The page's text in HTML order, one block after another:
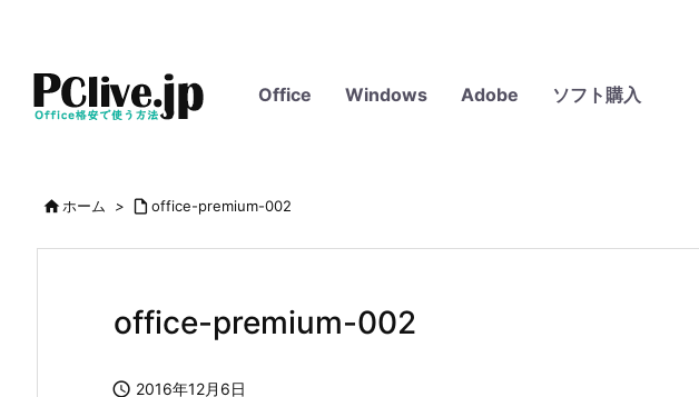
Office Windows Adobe ソフト購入
ホーム >  office-premium-002
office-premium-002
 2016年12月6日